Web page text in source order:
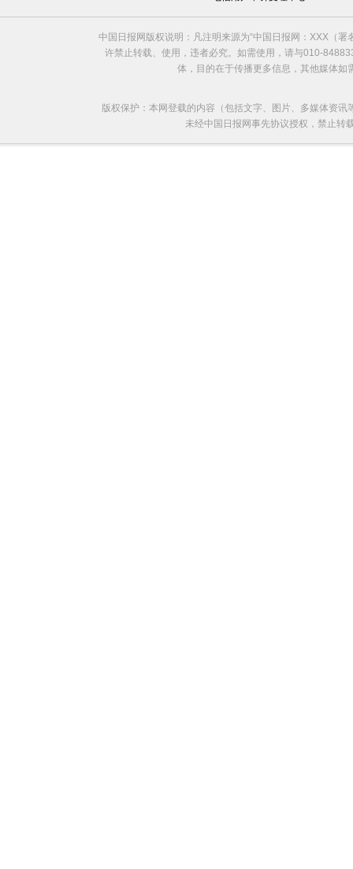
中国日报网版权说明：凡注明来源为“中国日报网：XXX（
许禁止转载、使用，违者必究。如需使用，请与010-
体，目的在于传播更多信息，其他媒体
版权保护：本网登载的内容（包括文字、图片、多媒体资
未经中国日报网事先协议授权，禁止转